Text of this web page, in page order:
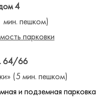
4
мин. пешком)
парковки
64/66
(5 мин. пешком)
и подземная парковка